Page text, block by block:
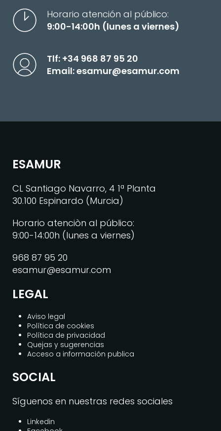
Horario atención al público:
9:00-14:00h (lunes a viernes)
Tlf: +34 968 87 95 20
Email:esamur@esamur.com
ESAMUR
CL Santiago Navarro, 4 1ª Planta
30.100 Espinardo (Murcia)
Horario atenciòn al público:
9:00-14:00h (lunes a viernes)
968 87 95 20
esamur@esamur.com
LEGAL
Aviso legal
Política de cookies
Política de privacidad
Quejas y sugerencias
Acceso a información publica
SOCIAL
Síguenos en nuestras redes sociales
Linkedin